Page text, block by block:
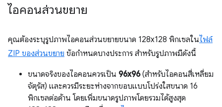
ไอคอนส่วนขยาย
คุณต้องระบุรูปภาพไอคอนส่วนขยายขนาด 128x128 พิกเซลในไฟล์
ZIP ของส่วนขยาย ข้อกำหนดบางประการ สำหรับรูปภาพมีดังนี้
ขนาดจริงของไอคอนควรเป็น 96x96(สำหรับไอคอนสี่เหลี่ยม
จัตุรัส) และควรมีระยะห่างจากขอบแบบโปร่งใสขนาด 16
พิกเซลต่อด้าน โดยเพิ่มขนาดรูปภาพโดยรวมได้สูงสุด